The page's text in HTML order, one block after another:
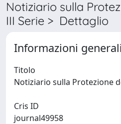
Notiziario sulla
III Serie > Dettaglio
Informazioni generali
Titolo
Cris ID